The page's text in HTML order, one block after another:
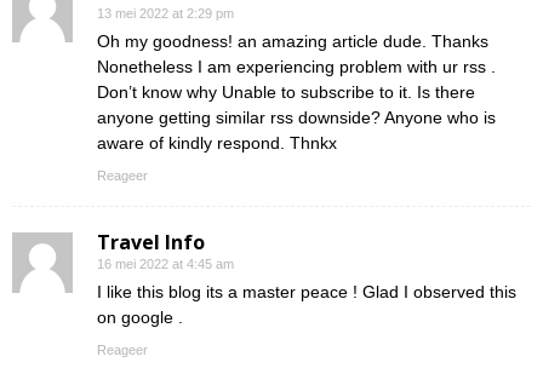
13 mei 2022 at 2:29 pm
Oh my goodness! an amazing article dude. Thanks
Nonetheless I am experiencing problem with ur rss .
Don’t know why Unable to subscribe to it. Is there
anyone getting similar rss downside? Anyone who is
aware of kindly respond. Thnkx
Reageer
Travel Info
16 mei 2022 at 4:45 am
I like this blog its a master peace ! Glad I observed this
on google .
Reageer